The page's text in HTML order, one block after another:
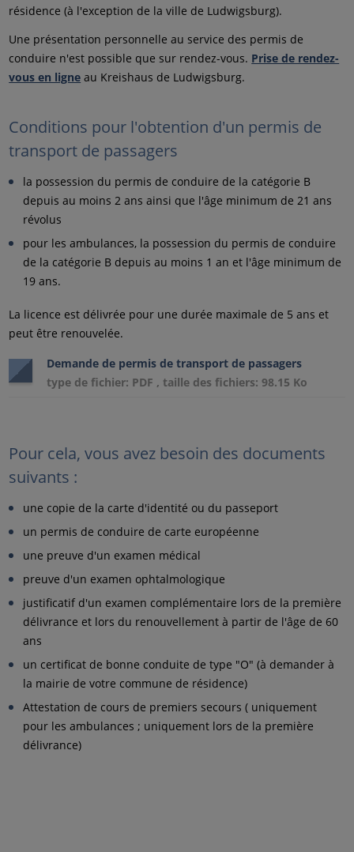
résidence (à l'exception de la ville de Ludwigsburg).
Une présentation personnelle au service des permis de
conduire n'est possible que sur rendez-vous. Prise de rendez-
vous en ligne au Kreishaus de Ludwigsburg.
Conditions pour l'obtention d'un permis de
transport de passagers
la possession du permis de conduire de la catégorie B
depuis au moins 2 ans ainsi que l'âge minimum de 21 ans
révolus
pour les ambulances, la possession du permis de conduire
de la catégorie B depuis au moins 1 an et l'âge minimum de
19 ans.
La licence est délivrée pour une durée maximale de 5 ans et
peut être renouvelée.
Demande de permis de transport de passagers
type de fichier: PDF , taille des fichiers: 98.15 Ko
Pour cela, vous avez besoin des documents
suivants :
une copie de la carte d'identité ou du passeport
un permis de conduire de carte européenne
une preuve d'un examen médical
preuve d'un examen ophtalmologique
justificatif d'un examen complémentaire lors de la première
délivrance et lors du renouvellement à partir de l'âge de 60
ans
un certificat de bonne conduite de type "O" (à demander à
la mairie de votre commune de résidence)
Attestation de cours de premiers secours ( uniquement
pour les ambulances ; uniquement lors de la première
délivrance)